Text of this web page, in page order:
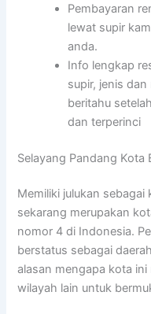
Pembayaran
lewat supir
anda.
Info lengkap
supir, jenis
beritahu
dan terperinci
Selayang Pandang Kota
Memiliki julukan
sekarang merupakan
nomor 4 di Indonesia.
berstatus sebagai
alasan mengapa kota
wilayah lain untuk